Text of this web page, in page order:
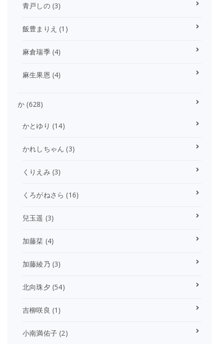
青戸しの(3)
飯豊まりえ (1)
麻倉瑞季(4)
麻生果恩 (4)
か (628)
かとゆり (14)
かれしちゃん (3)
くりえみ (3)
くろがねさら (16)
兒玉遥 (3)
加藤栞 (4)
加藤綾乃 (3)
北向珠夕 (54)
吉柳咲良 (1)
小南満佑子 (2)